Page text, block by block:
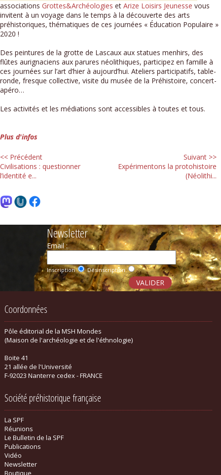
associations Grottes&Archéologies et Arize Loisirs Jeunesse vous
invitent à un voyage dans le temps à la découverte des arts
préhistoriques, thématiques de ces journées « Éducation Populaire »
2020 !
Des peintures de la grotte de Lascaux aux statues menhirs, des
flûtes aurignaciens aux parures néolithiques, participez en famille à
ces journées sur l’art d’hier à aujourd’hui. Ateliers participatifs, table-
ronde, fresque collective, visite du musée de la Préhistoire, concert-
apéro…
Les activités et les médiations sont accessibles à toutes et tous.
Plus d'infos
<< Précédent
Civilisations : questionner
l’identité e...
Suivant >>
Expérimentons la protohistoire
(Néolithi...
Newsletter
Email :
Inscription Désinscription
Coordonnées
Pôle éditorial de la MSH Mondes
(Maison de l'archéologie et de l'éthnologie)
Boite 41
21 allée de l'Université
F-92023 Nanterre cedex - FRANCE
Société préhistorique française
La SPF
Réunions
Le Bulletin de la SPF
Publications
Vidéo
Newsletter
Boutique